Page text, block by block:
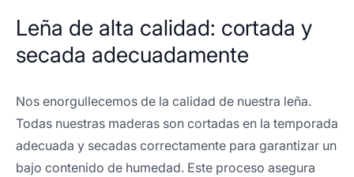
Leña de alta calidad: cortada y
secada adecuadamente
Nos enorgullecemos de la calidad de nuestra leña.
Todas nuestras maderas son cortadas en la temporada
adecuada y secadas correctamente para garantizar un
bajo contenido de humedad. Este proceso asegura